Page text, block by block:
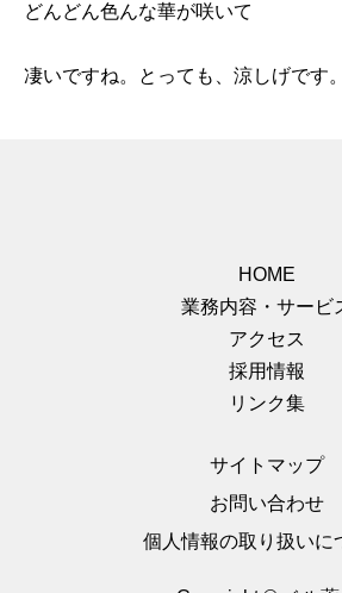
どんどん色んな華が咲いて
凄いですね。とっても、涼しげです。
HOME
業務内容・サービ
アクセス
採用情報
リンク集
サイトマップ
お問い合わせ
個人情報の取り扱いに